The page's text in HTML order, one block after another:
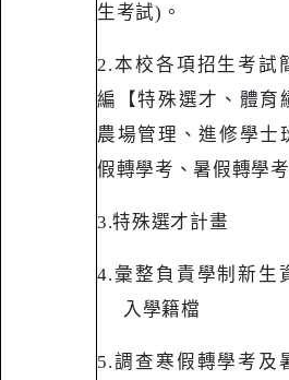
生考試) 。
2.本校各項招生考試
編【特殊選才、體育
農場管理、進修學士
假轉學考、暑假轉學考
3.特殊選才計畫
4.彙整負責學制新生
入學籍檔
5.調查寒假轉學考及